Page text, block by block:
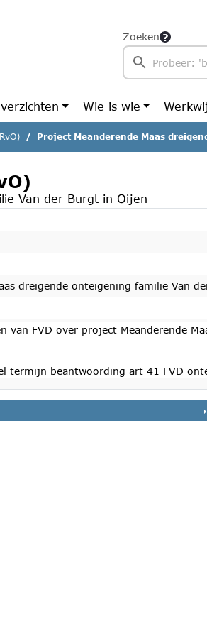
Zoeken
Wie is wie
Project Meanderende Maas dreigende onteigening
Van der Burgt in Oijen
dreigende onteigening familie Van
van FVD over project Meanderende
termijn beantwoording art 41 FVD